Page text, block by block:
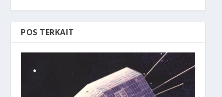
POS TERKAIT